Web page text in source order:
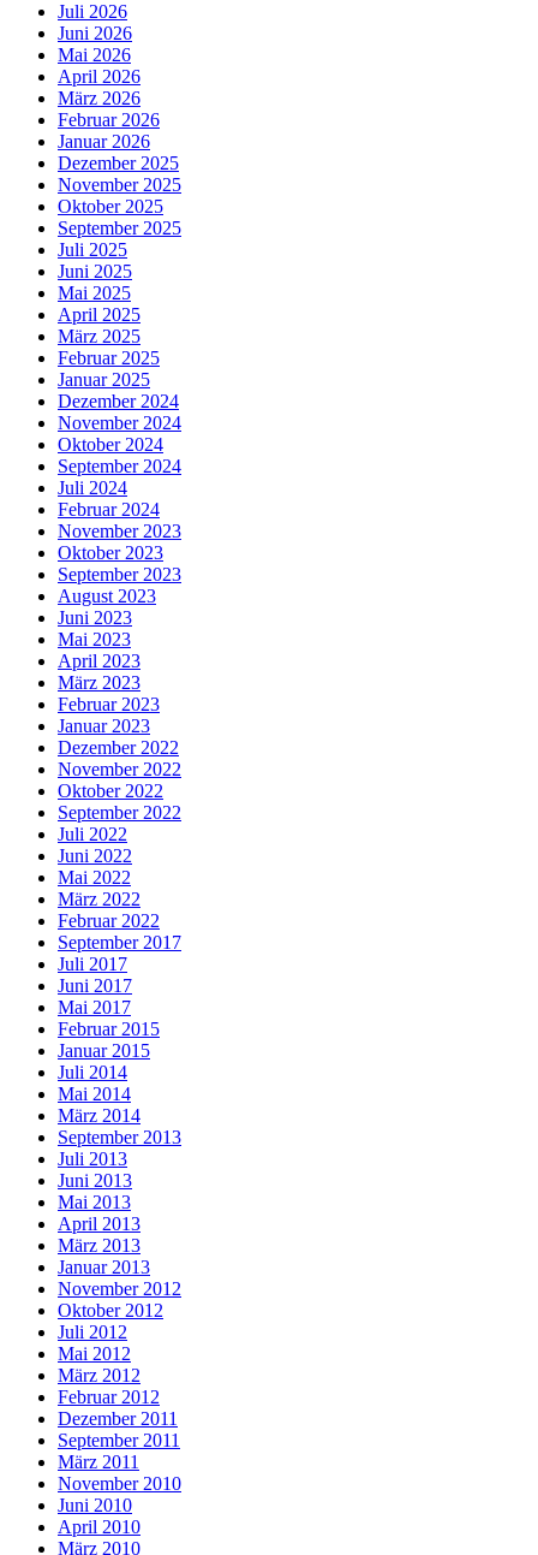
Juli 2026
Juni 2026
Mai 2026
April 2026
März 2026
Februar 2026
Januar 2026
Dezember 2025
November 2025
Oktober 2025
September 2025
Juli 2025
Juni 2025
Mai 2025
April 2025
März 2025
Februar 2025
Januar 2025
Dezember 2024
November 2024
Oktober 2024
September 2024
Juli 2024
Februar 2024
November 2023
Oktober 2023
September 2023
August 2023
Juni 2023
Mai 2023
April 2023
März 2023
Februar 2023
Januar 2023
Dezember 2022
November 2022
Oktober 2022
September 2022
Juli 2022
Juni 2022
Mai 2022
März 2022
Februar 2022
September 2017
Juli 2017
Juni 2017
Mai 2017
Februar 2015
Januar 2015
Juli 2014
Mai 2014
März 2014
September 2013
Juli 2013
Juni 2013
Mai 2013
April 2013
März 2013
Januar 2013
November 2012
Oktober 2012
Juli 2012
Mai 2012
März 2012
Februar 2012
Dezember 2011
September 2011
März 2011
November 2010
Juni 2010
April 2010
März 2010